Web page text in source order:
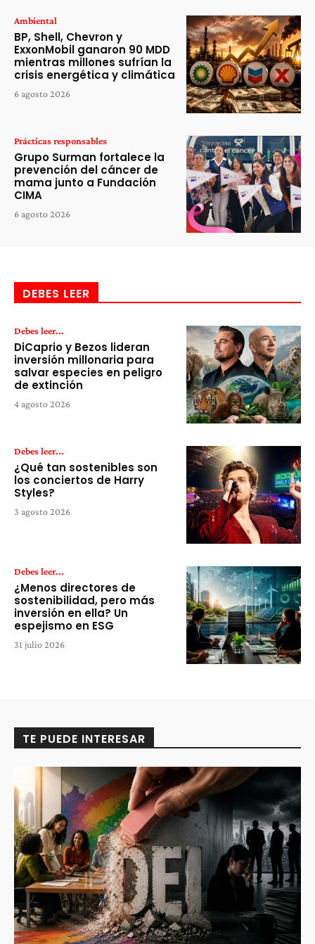
Ambiental
BP, Shell, Chevron y
ExxonMobil ganaron 90 MDD
mientras millones sufrían la
crisis energética y climática
6 agosto 2026
Prácticas responsables
Grupo Surman fortalece la
prevención del cáncer de
mama junto a Fundación
CIMA
6 agosto 2026
DEBES LEER
Debes leer...
DiCaprio y Bezos lideran
inversión millonaria para
salvar especies en peligro
de extinción
4 agosto 2026
Debes leer...
¿Qué tan sostenibles son
los conciertos de Harry
Styles?
3 agosto 2026
Debes leer...
¿Menos directores de
sostenibilidad, pero más
inversión en ella? Un
espejismo en ESG
31 julio 2026
TE PUEDE INTERESAR